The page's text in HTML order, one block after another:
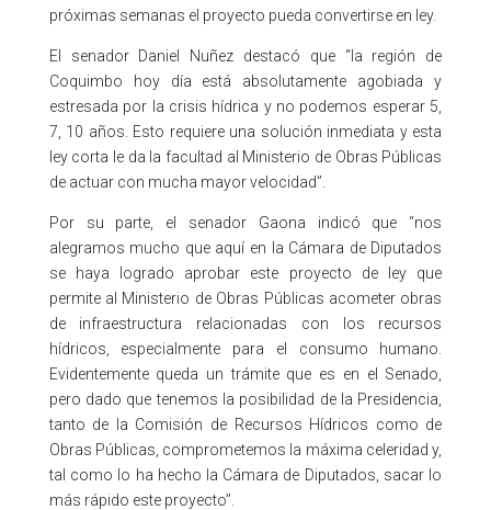
próximas semanas el proyecto pueda convertirse en ley.
El senador Daniel Nuñez destacó que “la región de
Coquimbo hoy día está absolutamente agobiada y
estresada por la crisis hídrica y no podemos esperar 5,
7, 10 años. Esto requiere una solución inmediata y esta
ley corta le da la facultad al Ministerio de Obras Públicas
de actuar con mucha mayor velocidad”.
Por su parte, el senador Gaona indicó que “nos
alegramos mucho que aquí en la Cámara de Diputados
se haya logrado aprobar este proyecto de ley que
permite al Ministerio de Obras Públicas acometer obras
de infraestructura relacionadas con los recursos
hídricos, especialmente para el consumo humano.
Evidentemente queda un trámite que es en el Senado,
pero dado que tenemos la posibilidad de la Presidencia,
tanto de la Comisión de Recursos Hídricos como de
Obras Públicas, comprometemos la máxima celeridad y,
tal como lo ha hecho la Cámara de Diputados, sacar lo
más rápido este proyecto”.